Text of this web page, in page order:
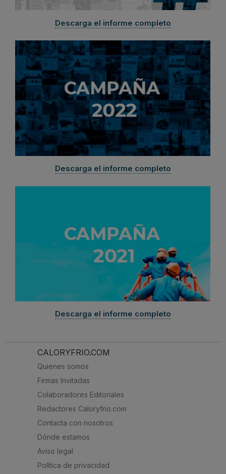
Descarga el informe completo
Descarga el informe completo
Descarga el informe completo
CALORYFRIO.COM
Quienes somos
Firmas Invitadas
Colaboradores Editoriales
Redactores Caloryfrio.com
Contacta con nosotros
Dónde estamos
Aviso legal
Política de privacidad